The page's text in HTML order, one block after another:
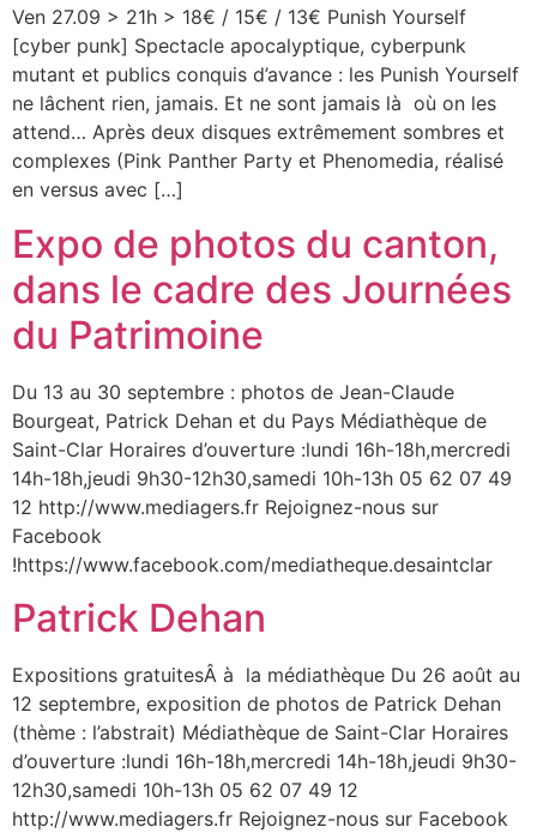
Ven 27.09 > 21h > 18€ / 15€ / 13€ Punish Yourself
[cyber punk] Spectacle apocalyptique, cyberpunk
mutant et publics conquis d’avance : les Punish Yourself
ne lâchent rien, jamais. Et ne sont jamais là où on les
attend… Après deux disques extrêmement sombres et
complexes (Pink Panther Party et Phenomedia, réalisé
en versus avec […]
Expo de photos du canton,
dans le cadre des Journées
du Patrimoine
Du 13 au 30 septembre : photos de Jean-Claude
Bourgeat, Patrick Dehan et du Pays Médiathèque de
Saint-Clar Horaires d’ouverture :lundi 16h-18h,mercredi
14h-18h,jeudi 9h30-12h30,samedi 10h-13h 05 62 07 49
12 http://www.mediagers.fr Rejoignez-nous sur
Facebook
!https://www.facebook.com/mediatheque.desaintclar
Patrick Dehan
Expositions gratuitesÂ à la médiathèque Du 26 août au
12 septembre, exposition de photos de Patrick Dehan
(thème : l’abstrait) Médiathèque de Saint-Clar Horaires
d’ouverture :lundi 16h-18h,mercredi 14h-18h,jeudi 9h30-
12h30,samedi 10h-13h 05 62 07 49 12
http://www.mediagers.fr Rejoignez-nous sur Facebook